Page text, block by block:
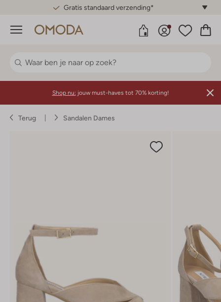
Gratis standaard verzending*
Menu
Shop nu: jouw must-haves tot 70% korting!
Terug Sandalen Dames